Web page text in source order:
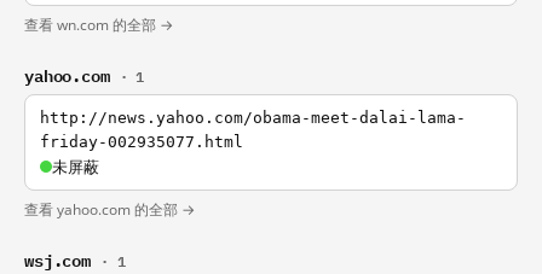
查看 wn.com 的全部 →
yahoo.com · 1
http://news.yahoo.com/obama-meet-dalai-lama-
friday-002935077.html
未屏蔽
查看 yahoo.com 的全部 →
wsj.com · 1